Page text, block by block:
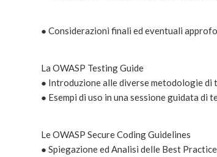
● Considerazioni finali ed eventuali
La OWASP Testing Guide
● Introduzione alle diverse metodologie di
● Esempi di uso in una sessione guidata di
Le OWASP Secure Coding Guidelines
● Spiegazione ed Analisi delle Best